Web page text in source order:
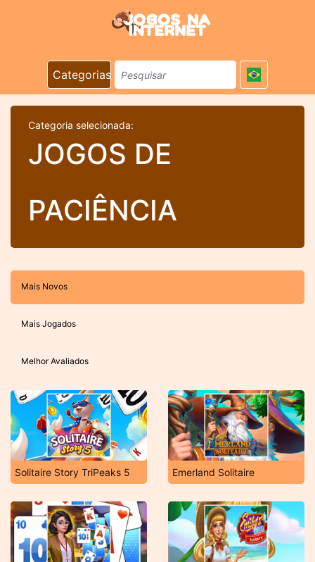
Categorias
Categoria selecionada:
JOGOS DE
PACIÊNCIA
Mais Novos
Mais Jogados
Melhor Avaliados
Solitaire Story TriPeaks 5 Emerland Solitaire